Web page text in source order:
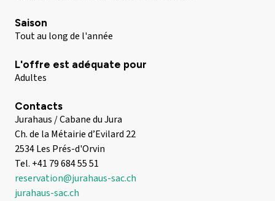
Saison
Tout au long de l'année
L'offre est adéquate pour
Adultes
Contacts
Jurahaus / Cabane du Jura
Ch. de la Métairie d’Evilard 22
2534 Les Prés-d'Orvin
Tel. +41 79 684 55 51
reservation@jurahaus-sac.ch
jurahaus-sac.ch